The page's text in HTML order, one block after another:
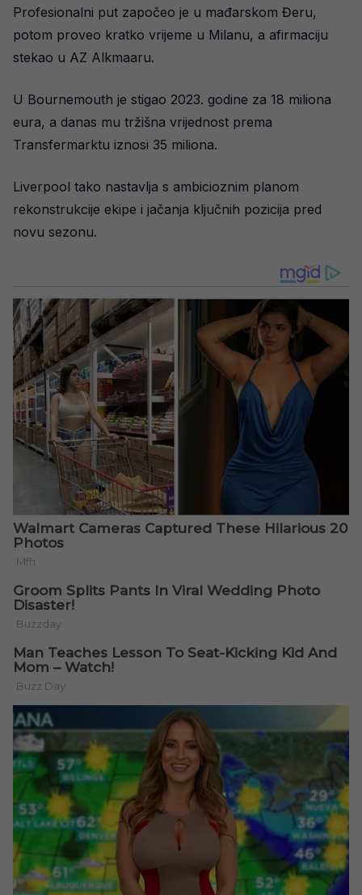
Profesionalni put započeo je u mađarskom Đeru,
potom proveo kratko vrijeme u Milanu, a afirmaciju
stekao u AZ Alkmaaru.
U Bournemouth je stigao 2023. godine za 18 miliona
eura, a danas mu tržišna vrijednost prema
Transfermarktu iznosi 35 miliona.
Liverpool tako nastavlja s ambicioznim planom
rekonstrukcije ekipe i jačanja ključnih pozicija pred
novu sezonu.